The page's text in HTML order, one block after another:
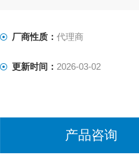
厂商性质： 代理商
更新时间： 2026-03-02
产品咨询